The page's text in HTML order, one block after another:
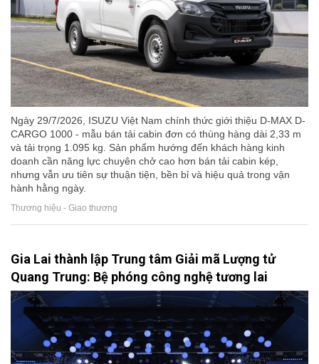
Ngày 29/7/2026, ISUZU Việt Nam chính thức giới thiệu D-MAX D-
CARGO 1000 - mẫu bán tải cabin đơn có thùng hàng dài 2,33 m
và tải trọng 1.095 kg. Sản phẩm hướng đến khách hàng kinh
doanh cần năng lực chuyên chở cao hơn bán tải cabin kép,
nhưng vẫn ưu tiên sự thuận tiện, bền bỉ và hiệu quả trong vận
hành hằng ngày.
Thương hiệu - Giao thương
Gia Lai thành lập Trung tâm Giải mã Lượng tử
Quang Trung: Bệ phóng công nghệ tương lai